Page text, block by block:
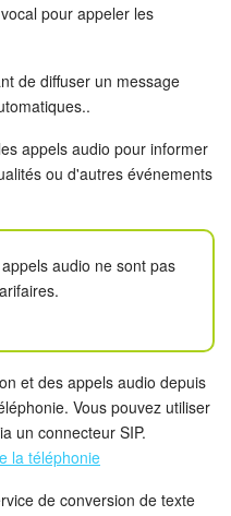
pour appeler les
de diffuser un message
appels audio pour informer
ou d'autres événements
audio ne sont pas
et des appels audio depuis
Vous pouvez utiliser
un connecteur SIP.
la téléphonie
de conversion de texte